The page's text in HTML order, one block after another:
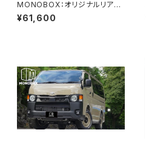
MONOBOX：オリジナルリアラ
ダー（標準ボディ）キャラバン用
¥61,600